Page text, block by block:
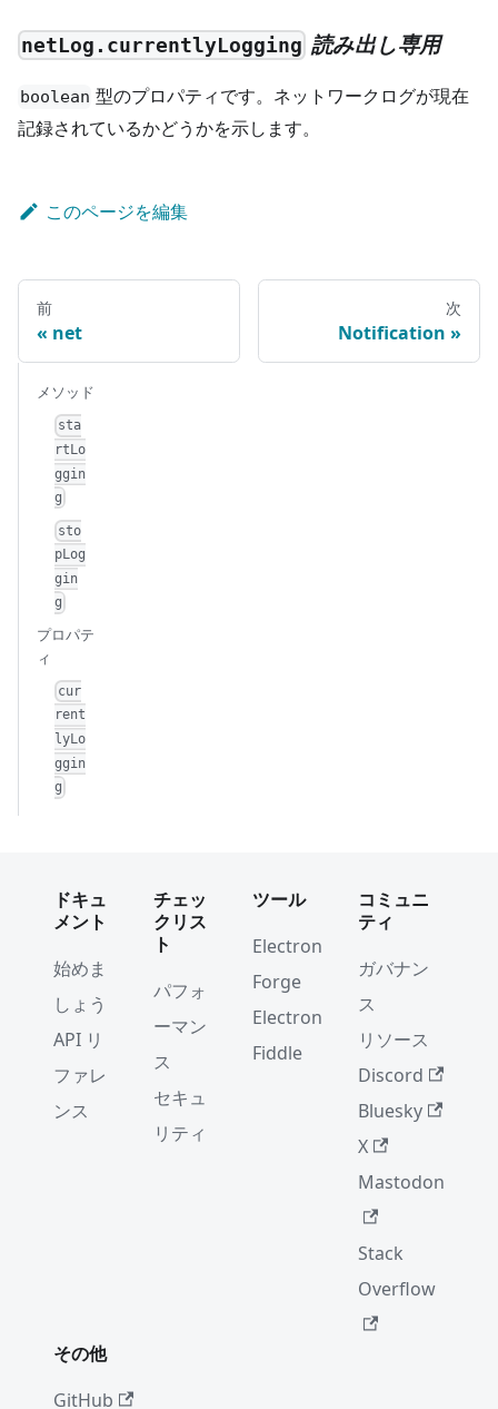
netLog.currentlyLogging 読み出し専用
boolean 型のプロパティです。ネットワークログが現在
記録されているかどうかを示します。
このページを編集
前
net
次
Notification
メソッド
sta
rtLo
ggin
g
sto
pLog
gin
g
プロパテ
ィ
cur
rent
lyLo
ggin
g
ドキュ
メント
始めま
しょう
API リ
ファレ
ンス
チェッ
クリス
ト
パフォ
ーマン
ス
セキュ
リティ
ツール
Electron
Forge
Electron
Fiddle
コミュニ
ティ
ガバナン
ス
リソース
Discord
Bluesky
X
Mastodon
Stack
Overflow
その他
GitHub